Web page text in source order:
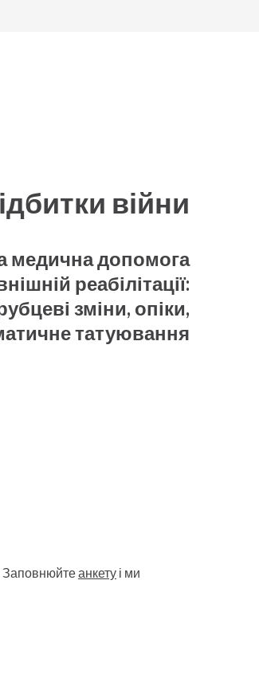
війни
медична допомога
реабілітації:
зміни, опіки,
татуювання
Заповнюйтеанкету і ми